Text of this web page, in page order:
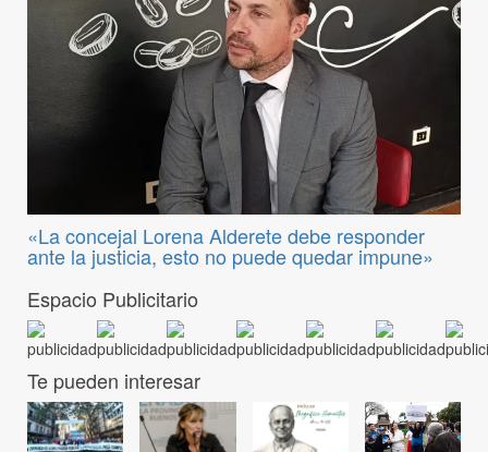
«La concejal Lorena Alderete debe responder
ante la justicia, esto no puede quedar impune»
Espacio Publicitario
Te pueden interesar